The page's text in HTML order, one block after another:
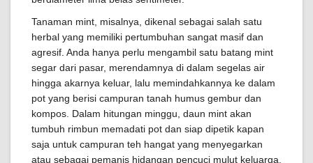
Tanaman mint, misalnya, dikenal sebagai salah satu
herbal yang memiliki pertumbuhan sangat masif dan
agresif. Anda hanya perlu mengambil satu batang mint
segar dari pasar, merendamnya di dalam segelas air
hingga akarnya keluar, lalu memindahkannya ke dalam
pot yang berisi campuran tanah humus gembur dan
kompos. Dalam hitungan minggu, daun mint akan
tumbuh rimbun memadati pot dan siap dipetik kapan
saja untuk campuran teh hangat yang menyegarkan
atau sebagai pemanis hidangan pencuci mulut keluarga.